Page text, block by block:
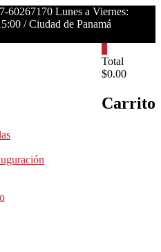
60267170 Lunes a Viernes:
/ Ciudad de Panamá
Total
$0.00
Carrito